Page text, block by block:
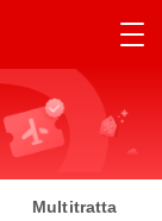
Multitratta